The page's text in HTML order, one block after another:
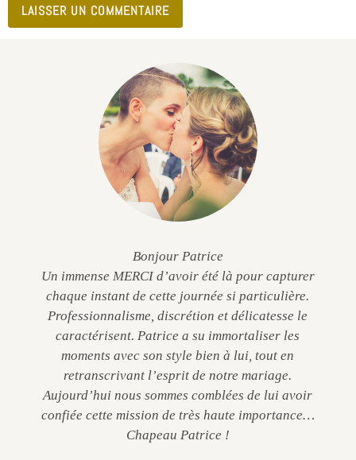
Bonjour Patrice
Un immense MERCI d’avoir été là pour capturer
chaque instant de cette journée si particulière.
Professionnalisme, discrétion et délicatesse le
caractérisent. Patrice a su immortaliser les
moments avec son style bien à lui, tout en
retranscrivant l’esprit de notre mariage.
Aujourd’hui nous sommes comblées de lui avoir
confiée cette mission de très haute importance…
Chapeau Patrice !